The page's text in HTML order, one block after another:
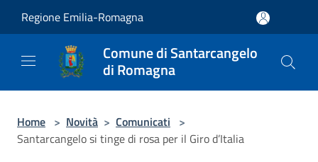
Regione Emilia-Romagna
Comune di Santarcangelo
di Romagna
Home > Novità > Comunicati >
Santarcangelo si tinge di rosa per il Giro d’Italia